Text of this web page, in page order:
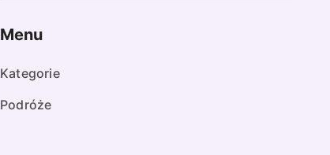
Menu
Kategorie
Podróże